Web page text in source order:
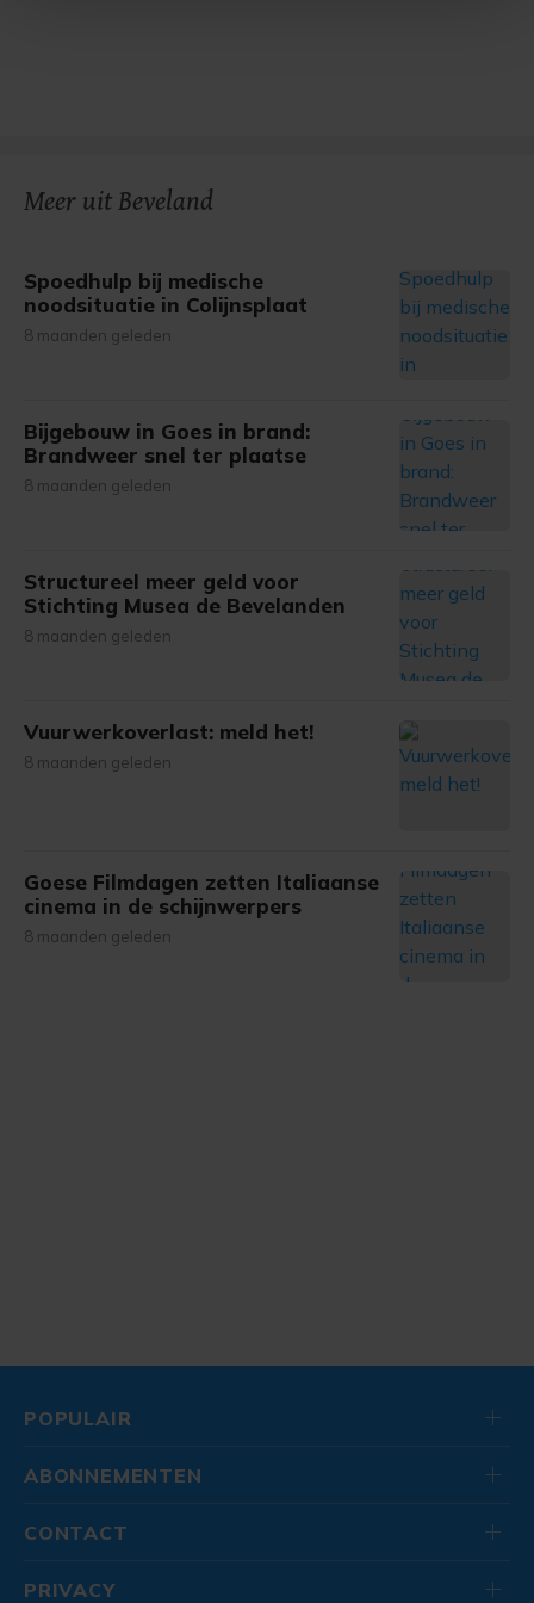
Meer uit Beveland
Spoedhulp bij medische
noodsituatie in Colijnsplaat
8 maanden geleden
Bijgebouw in Goes in brand:
Brandweer snel ter plaatse
8 maanden geleden
Structureel meer geld voor
Stichting Musea de Bevelanden
8 maanden geleden
Vuurwerkoverlast: meld het!
8 maanden geleden
Goese Filmdagen zetten Italiaanse
cinema in de schijnwerpers
8 maanden geleden
POPULAIR
ABONNEMENTEN
CONTACT
PRIVACY